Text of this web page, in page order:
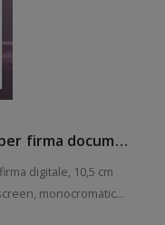
ST-BE105-2-UEVL-MB1 - Pad per firma documentale Evolis
monocromatico,